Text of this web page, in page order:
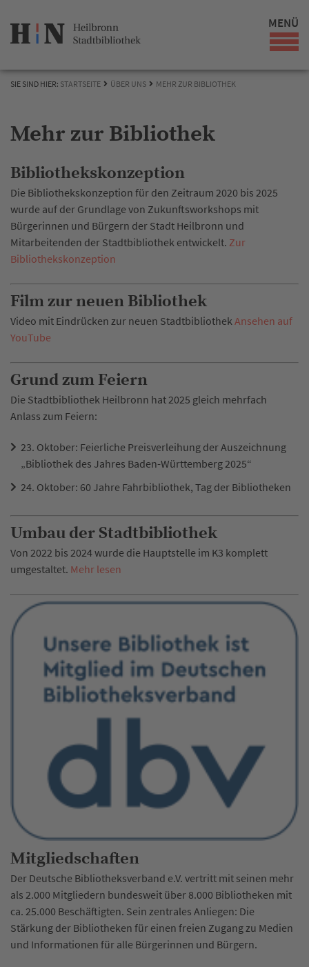
MENÜ
SIE SIND HIER: STARTSEITE ÜBER UNS MEHR ZUR BIBLIOTHEK
Mehr zur Bibliothek
Bibliothekskonzeption
Die Bibliothekskonzeption für den Zeitraum 2020 bis 2025
wurde auf der Grundlage von Zukunftsworkshops mit
Bürgerinnen und Bürgern der Stadt Heilbronn und
Mitarbeitenden der Stadtbibliothek entwickelt. Zur
Bibliothekskonzeption
Film zur neuen Bibliothek
Video mit Eindrücken zur neuen StadtbibliothekAnsehen auf
YouTube
Grund zum Feiern
Die Stadtbibliothek Heilbronn hat 2025 gleich mehrfach
Anlass zum Feiern:
23. Oktober: Feierliche Preisverleihung der Auszeichnung
„Bibliothek des Jahres Baden-Württemberg 2025“
24. Oktober: 60 Jahre Fahrbibliothek, Tag der Bibliotheken
Umbau der Stadtbibliothek
Von 2022 bis 2024 wurde die Hauptstelle im K3 komplett
umgestaltet. Mehr lesen
Mitgliedschaften
Der Deutsche Bibliotheksverband e.V. vertritt mit seinen mehr
als 2.000 Mitgliedern bundesweit über 8.000 Bibliotheken mit
ca. 25.000 Beschäftigten. Sein zentrales Anliegen: Die
Stärkung der Bibliotheken für einen freien Zugang zu Medien
und Informationen für alle Bürgerinnen und Bürgern.